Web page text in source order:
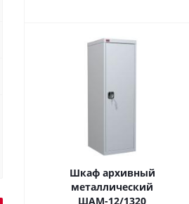
Шкаф архивный
металлический
ШАМ-12/1320